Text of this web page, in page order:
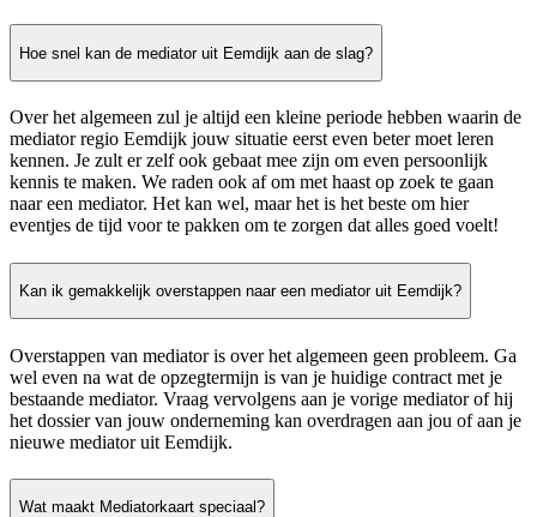
Hoe snel kan de mediator uit Eemdijk aan de slag?
Over het algemeen zul je altijd een kleine periode hebben waarin de
mediator regio Eemdijk jouw situatie eerst even beter moet leren
kennen. Je zult er zelf ook gebaat mee zijn om even persoonlijk
kennis te maken. We raden ook af om met haast op zoek te gaan
naar een mediator. Het kan wel, maar het is het beste om hier
eventjes de tijd voor te pakken om te zorgen dat alles goed voelt!
Kan ik gemakkelijk overstappen naar een mediator uit Eemdijk?
Overstappen van mediator is over het algemeen geen probleem. Ga
wel even na wat de opzegtermijn is van je huidige contract met je
bestaande mediator. Vraag vervolgens aan je vorige mediator of hij
het dossier van jouw onderneming kan overdragen aan jou of aan je
nieuwe mediator uit Eemdijk.
Wat maakt Mediatorkaart speciaal?